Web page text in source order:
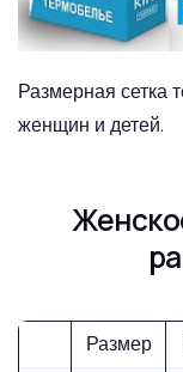
Размерная сетка
женщин и детей.
Размер